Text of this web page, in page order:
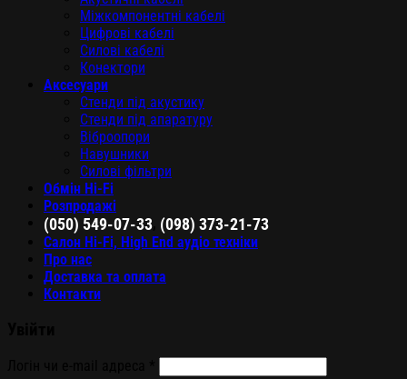
Міжкомпонентні кабелі
Цифрові кабелі
Силові кабелі
Конектори
Аксесуари
Стенди під акустику
Стенди під апаратуру
Віброопори
Навушники
Силові фільтри
Обмін Hi-Fi
Розпродажі
(050) 549-07-33 (098) 373-21-73
Салон Hi-Fi, High End аудіо техніки
Про нас
Доставка та оплата
Контакти